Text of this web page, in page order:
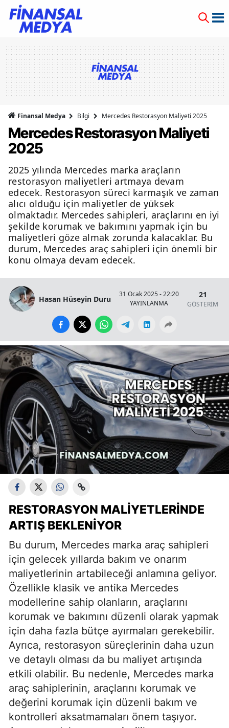
Finansal Medya Bilgi Mercedes Restorasyon Maliyeti 2025
Mercedes Restorasyon Maliyeti
2025
2025 yılında Mercedes marka araçların
restorasyon maliyetleri artmaya devam
edecek. Restorasyon süreci karmaşık ve zaman
alıcı olduğu için maliyetler de yüksek
olmaktadır. Mercedes sahipleri, araçlarını en iyi
şekilde korumak ve bakımını yapmak için bu
maliyetleri göze almak zorunda kalacaklar. Bu
durum, Mercedes araç sahipleri için önemli bir
konu olmaya devam edecek.
Hasan Hüseyin Duru
31 Ocak 2025 - 22:20
YAYINLANMA
21
GÖSTERİM
RESTORASYON MALIYETLERINDE
ARTIŞ BEKLENIYOR
Bu durum, Mercedes marka araç sahipleri
için gelecek yıllarda bakım ve onarım
maliyetlerinin artabileceği anlamına geliyor.
Özellikle klasik ve antika Mercedes
modellerine sahip olanların, araçlarını
korumak ve bakımını düzenli olarak yapmak
için daha fazla bütçe ayırmaları gerekebilir.
Ayrıca, restorasyon süreçlerinin daha uzun
ve detaylı olması da bu maliyet artışında
etkili olabilir. Bu nedenle, Mercedes marka
araç sahiplerinin, araçlarını korumak ve
değerini korumak için düzenli bakım ve
kontrolleri aksatmamaları önem taşıyor.